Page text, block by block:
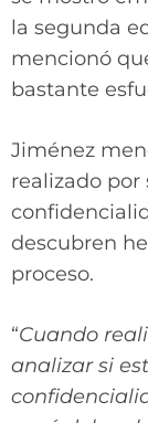
la segunda
mencionó
bastante
Jiménez
realizado por
descubren
proceso.
“Cuando
analizar si